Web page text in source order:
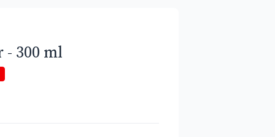
- 300 ml